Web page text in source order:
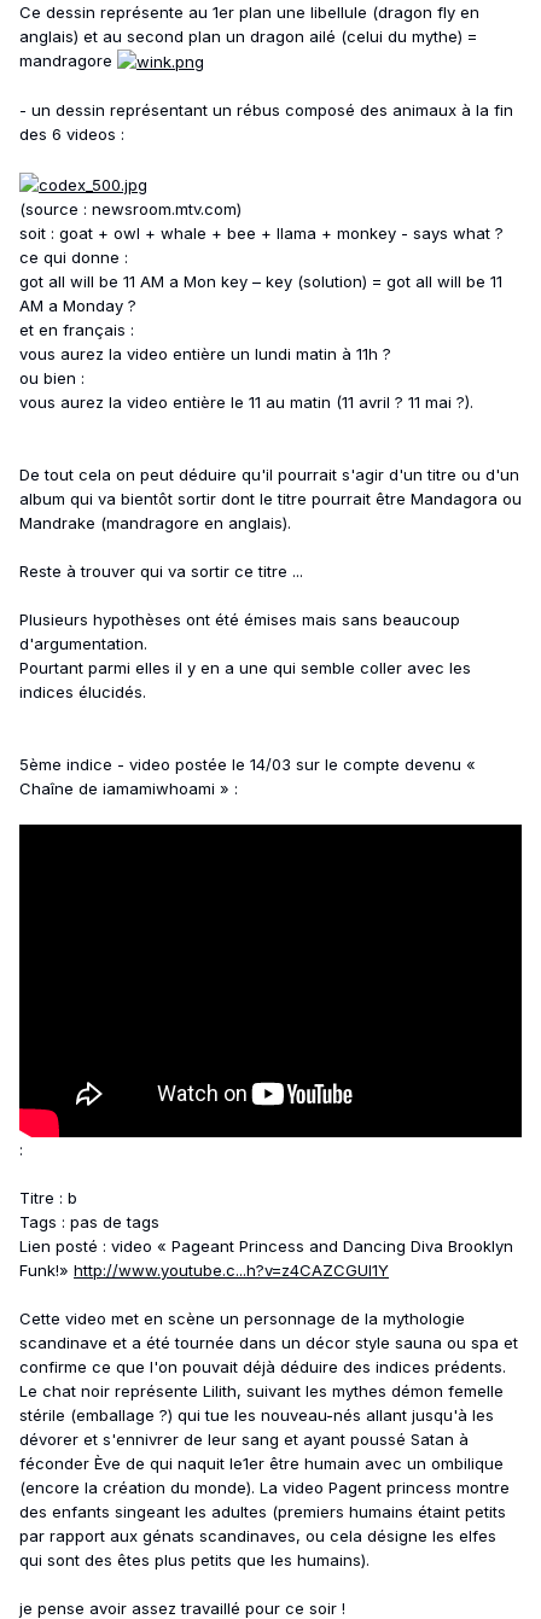
Ce dessin représente au 1er plan une libellule (dragon fly en
anglais) et au second plan un dragon ailé (celui du mythe) =
mandragore
- un dessin représentant un rébus composé des animaux à la fin
des 6 videos :
(source : newsroom.mtv.com)
soit : goat + owl + whale + bee + llama + monkey - says what ?
ce qui donne :
got all will be 11 AM a Mon key – key (solution) = got all will be 11
AM a Monday ?
et en français :
vous aurez la video entière un lundi matin à 11h ?
ou bien :
vous aurez la video entière le 11 au matin (11 avril ? 11 mai ?).
De tout cela on peut déduire qu'il pourrait s'agir d'un titre ou d'un
album qui va bientôt sortir dont le titre pourrait être Mandagora ou
Mandrake (mandragore en anglais).
Reste à trouver qui va sortir ce titre ...
Plusieurs hypothèses ont été émises mais sans beaucoup
d'argumentation.
Pourtant parmi elles il y en a une qui semble coller avec les
indices élucidés.
5ème indice - video postée le 14/03 sur le compte devenu «
Chaîne de iamamiwhoami » :
:
Titre : b
Tags : pas de tags
Lien posté : video « Pageant Princess and Dancing Diva Brooklyn
Funk!» http://www.youtube.c...h?v=z4CAZCGUl1Y
Cette video met en scène un personnage de la mythologie
scandinave et a été tournée dans un décor style sauna ou spa et
confirme ce que l'on pouvait déjà déduire des indices prédents.
Le chat noir représente Lilith, suivant les mythes démon femelle
stérile (emballage ?) qui tue les nouveau-nés allant jusqu'à les
dévorer et s'ennivrer de leur sang et ayant poussé Satan à
féconder Ève de qui naquit le1er être humain avec un ombilique
(encore la création du monde). La video Pagent princess montre
des enfants singeant les adultes (premiers humains étaint petits
par rapport aux génats scandinaves, ou cela désigne les elfes
qui sont des êtes plus petits que les humains).
je pense avoir assez travaillé pour ce soir !